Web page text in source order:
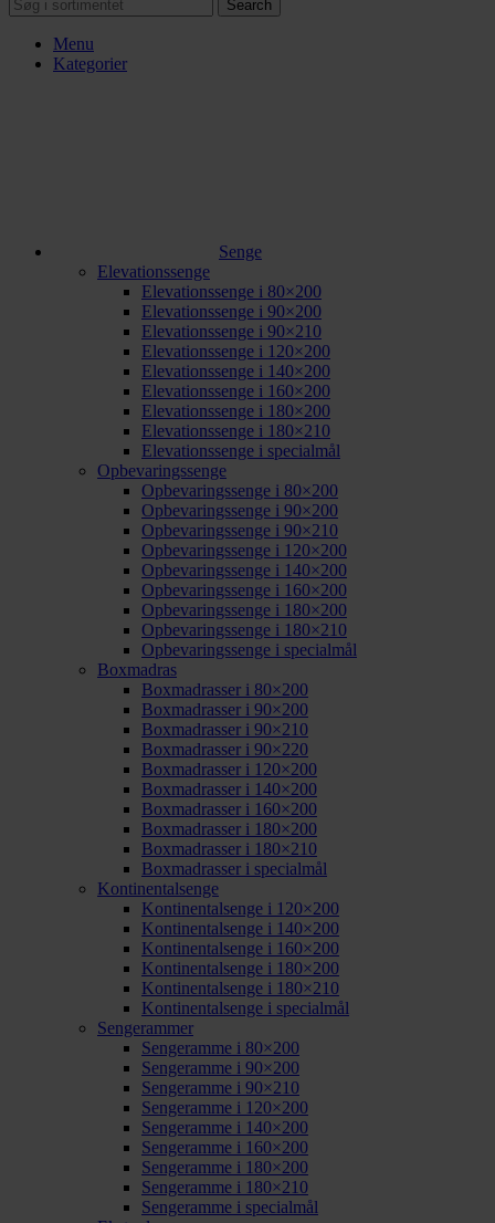
Search
Menu
Kategorier
Senge
Elevationssenge
Elevationssenge i 80×200
Elevationssenge i 90×200
Elevationssenge i 90×210
Elevationssenge i 120×200
Elevationssenge i 140×200
Elevationssenge i 160×200
Elevationssenge i 180×200
Elevationssenge i 180×210
Elevationssenge i specialmål
Opbevaringssenge
Opbevaringssenge i 80×200
Opbevaringssenge i 90×200
Opbevaringssenge i 90×210
Opbevaringssenge i 120×200
Opbevaringssenge i 140×200
Opbevaringssenge i 160×200
Opbevaringssenge i 180×200
Opbevaringssenge i 180×210
Opbevaringssenge i specialmål
Boxmadras
Boxmadrasser i 80×200
Boxmadrasser i 90×200
Boxmadrasser i 90×210
Boxmadrasser i 90×220
Boxmadrasser i 120×200
Boxmadrasser i 140×200
Boxmadrasser i 160×200
Boxmadrasser i 180×200
Boxmadrasser i 180×210
Boxmadrasser i specialmål
Kontinentalsenge
Kontinentalsenge i 120×200
Kontinentalsenge i 140×200
Kontinentalsenge i 160×200
Kontinentalsenge i 180×200
Kontinentalsenge i 180×210
Kontinentalsenge i specialmål
Sengerammer
Sengeramme i 80×200
Sengeramme i 90×200
Sengeramme i 90×210
Sengeramme i 120×200
Sengeramme i 140×200
Sengeramme i 160×200
Sengeramme i 180×200
Sengeramme i 180×210
Sengeramme i specialmål